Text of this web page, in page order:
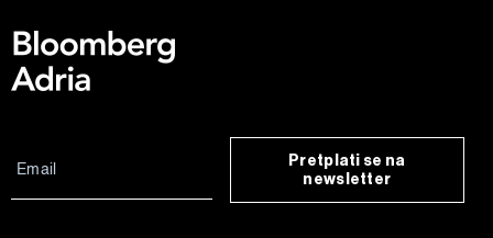
Pretplati se na
newsletter